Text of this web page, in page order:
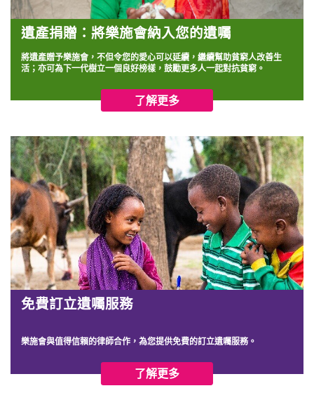
遺產捐贈： 將樂施會納入您的遺囑
將遺產贈予樂施會，不但令您的愛心可以延續，繼續幫助貧窮人改善生
活；亦可為下一代樹立一個良好榜樣，鼓勵更多人一起對抗貧窮。
了解更多
免費訂立遺囑服務
樂施會與值得信賴的律師合作，為您提供免費的訂立遺囑服務。
了解更多